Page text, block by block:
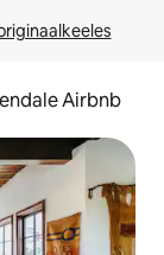
Airbnb